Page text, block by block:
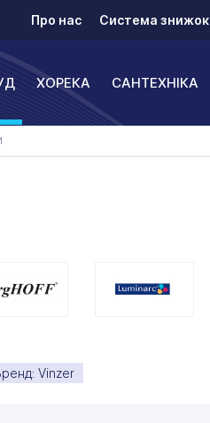
Про нас Система знижок
ХОРЕКА САНТЕХНІКА
Vinzer